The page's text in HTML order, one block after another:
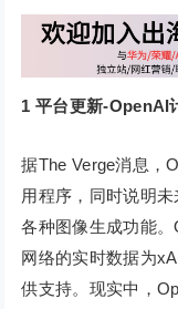
1 平台更新-OpenAI
据The Verge消息，
用程序，同时说明
各种图像生成功能
网络的实时数据为
供支持。现实中，